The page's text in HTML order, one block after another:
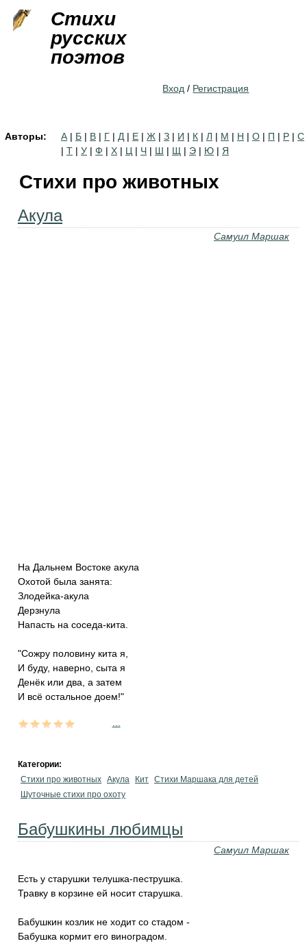
Стихи
русских
поэтов
Вход / Регистрация
Авторы: А | Б | В | Г | Д | Е | Ж | З | И | К | Л | М | Н | О | П | Р | С
| Т | У | Ф | Х | Ц | Ч | Ш | Щ | Э | Ю | Я
Стихи про животных
Акула
Самуил Маршак
На Дальнем Востоке акула
Охотой была занята:
Злодейка-акула
Дерзнула
Напасть на соседа-кита.
"Сожру половину кита я,
И буду, наверно, сыта я
Денёк или два, а затем
И всё остальное доем!"
Категории:
Стихи про животных Акула Кит Стихи Маршака для детей
Шуточные стихи про охоту
Бабушкины любимцы
Самуил Маршак
Есть у старушки телушка-пеструшка.
Травку в корзине ей носит старушка.
Бабушкин козлик не ходит со стадом -
Бабушка кормит его виноградом.